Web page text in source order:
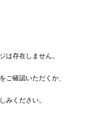
は存在しません。
ご確認いただくか、
みください。